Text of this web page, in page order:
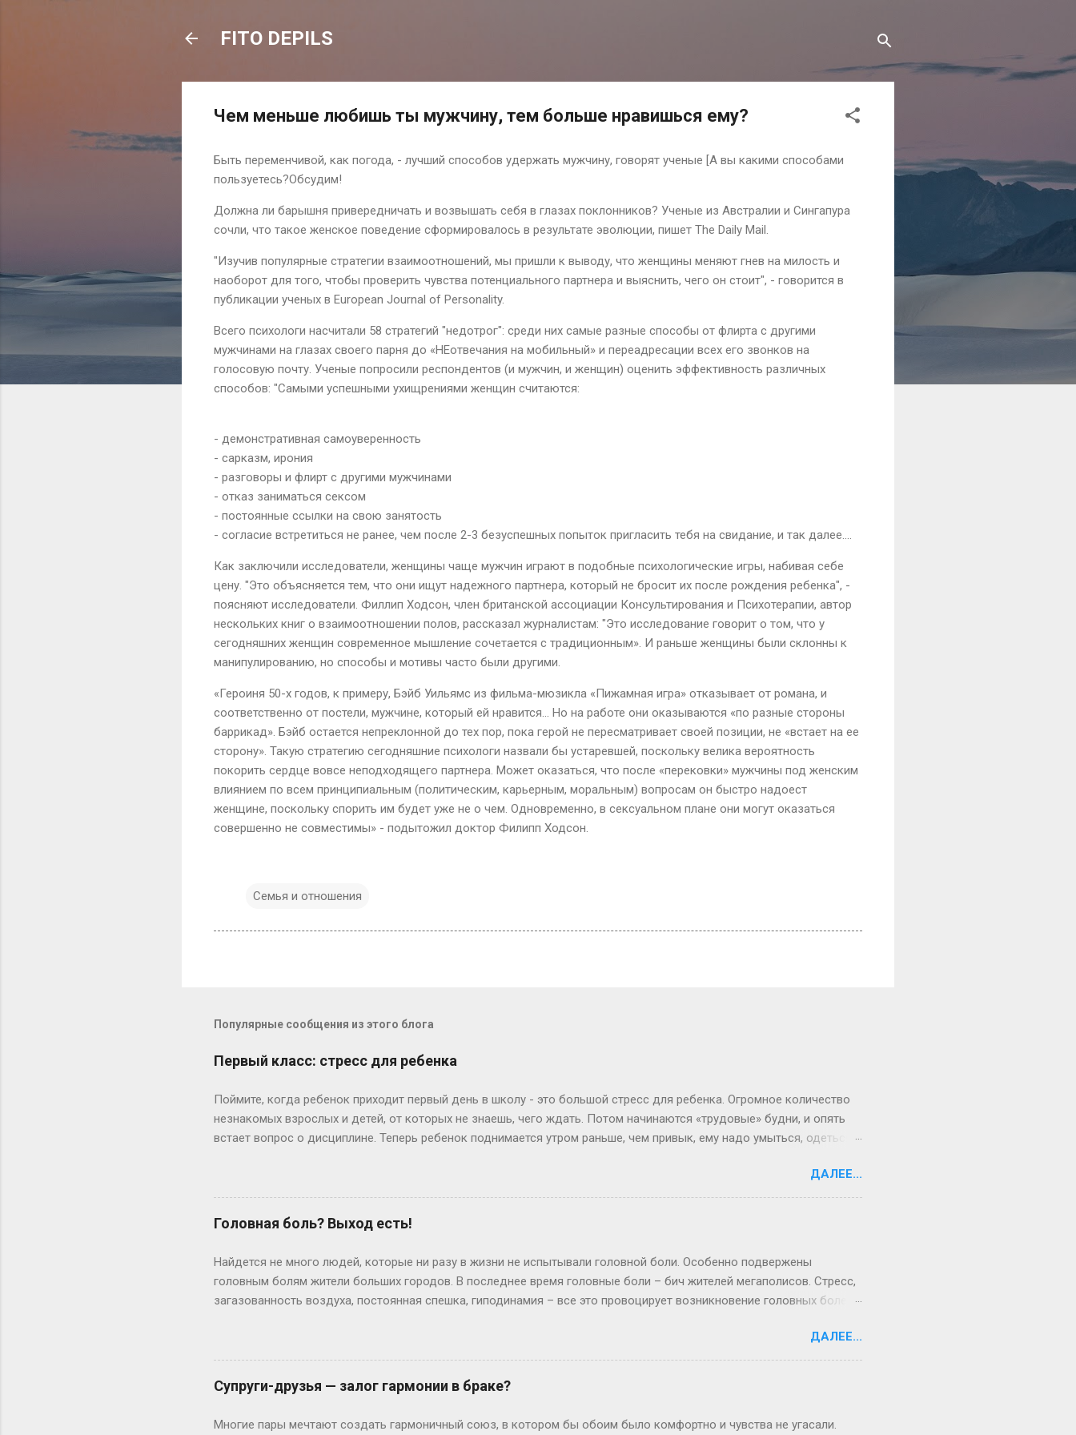
FITO DEPILS
Чем меньше любишь ты мужчину, тем больше нравишься ему?
Быть переменчивой, как погода, - лучший способов удержать мужчину, говорят ученые [А вы какими способами
пользуетесь?Обсудим!
Должна ли барышня привередничать и возвышать себя в глазах поклонников? Ученые из Австралии и Сингапура
сочли, что такое женское поведение сформировалось в результате эволюции, пишет The Daily Mail.
"Изучив популярные стратегии взаимоотношений, мы пришли к выводу, что женщины меняют гнев на милость и
наоборот для того, чтобы проверить чувства потенциального партнера и выяснить, чего он стоит", - говорится в
публикации ученых в European Journal of Personality.
Всего психологи насчитали 58 стратегий "недотрог": среди них самые разные способы от флирта с другими
мужчинами на глазах своего парня до «НЕотвечания на мобильный» и переадресации всех его звонков на
голосовую почту. Ученые попросили респондентов (и мужчин, и женщин) оценить эффективность различных
способов: "Самыми успешными ухищрениями женщин считаются:
- демонстративная самоуверенность
- сарказм, ирония
- разговоры и флирт с другими мужчинами
- отказ заниматься сексом
- постоянные ссылки на свою занятость
- согласие встретиться не ранее, чем после 2-3 безуспешных попыток пригласить тебя на свидание, и так далее....
Как заключили исследователи, женщины чаще мужчин играют в подобные психологические игры, набивая себе
цену. "Это объясняется тем, что они ищут надежного партнера, который не бросит их после рождения ребенка", -
поясняют исследователи. Филлип Ходсон, член британской ассоциации Консультирования и Психотерапии, автор
нескольких книг о взаимоотношении полов, рассказал журналистам: "Это исследование говорит о том, что у
сегодняшних женщин современное мышление сочетается с традиционным». И раньше женщины были склонны к
манипулированию, но способы и мотивы часто были другими.
«Героиня 50-х годов, к примеру, Бэйб Уильямс из фильма-мюзикла «Пижамная игра» отказывает от романа, и
соответственно от постели, мужчине, который ей нравится... Но на работе они оказываются «по разные стороны
баррикад». Бэйб остается непреклонной до тех пор, пока герой не пересматривает своей позиции, не «встает на ее
сторону». Такую стратегию сегодняшние психологи назвали бы устаревшей, поскольку велика вероятность
покорить сердце вовсе неподходящего партнера. Может оказаться, что после «перековки» мужчины под женским
влиянием по всем принципиальным (политическим, карьерным, моральным) вопросам он быстро надоест
женщине, поскольку спорить им будет уже не о чем. Одновременно, в сексуальном плане они могут оказаться
совершенно не совместимы» - подытожил доктор Филипп Ходсон.
Семья и отношения
Популярные сообщения из этого блога
Первый класс: стресс для ребенка
Поймите, когда ребенок приходит первый день в школу - это большой стресс для ребенка. Огромное количество
незнакомых взрослых и детей, от которых не знаешь, чего ждать. Потом начинаются «трудовые» будни, и опять
встает вопрос о дисциплине. Теперь ребенок поднимается утром раньше, чем привык, ему надо умыться, одеться,
опаздываете в школу, может иметь смысл спросить у него: «Дорогой, ты так долго одеваешься по утрам, что мы
или опаздываем, или ты уходишь, не позавтракав, а я опаздываю на работу. Что ты можешь предложить, чтобы
изменить ситуацию? » Очень часто дети все понимают и действительно находят выход из положения, причем
собственный, Я бы советовала написать распорядок дня и список обязанностей и повесить на двери комнаты или
на холодильнике, чтобы он был всегда на виду, и нельзя было сказать: «А я забыл», иначе вы окажетесь опять
втянутыми в бесконечный спор. Далеко не кажд...
ДАЛЕЕ...
Головная боль? Выход есть!
Найдется не много людей, которые ни разу в жизни не испытывали головной боли. Особенно подвержены
головным болям жители больших городов. В последнее время головные боли – бич жителей мегаполисов. Стресс,
загазованность воздуха, постоянная спешка, гиподинамия – все это провоцирует возникновение головных болей,
боль, человек начинает предполагать у себя страшные состояния, вроде опухоли мозга или аневризму сосудов
головы. К счастью, подобные заболевания встречаются довольно редко. Однако выяснить причину головных
болей надо обязательно! Головная боль – не диагноз, а симптом, это сигнал и просьба о помощи! Причинами ее
может быть мигрень, вегето-сосудистая дистония, интоксикация организма, черепномозговые травмы. У разных
групп пациентов могут быть разные причины головной боли. У детей – вегетососудистая дистония, переутомление.
ДАЛЕЕ...
Супруги-друзья — залог гармонии в браке?
Многие пары мечтают создать гармоничный союз, в котором бы обоим было комфортно и чувства не угасали.